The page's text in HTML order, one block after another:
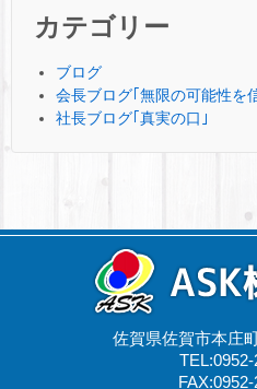
カテゴリー
ブログ
会長ブログ｢無限の可能性を
社長ブログ｢真実の口｣
佐賀県佐賀市本庄